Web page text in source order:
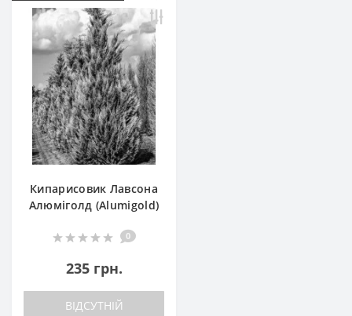
Кипарисовик Лавсона
Алюміголд (Alumigold)
0
235 грн.
ВІДСУТНІЙ